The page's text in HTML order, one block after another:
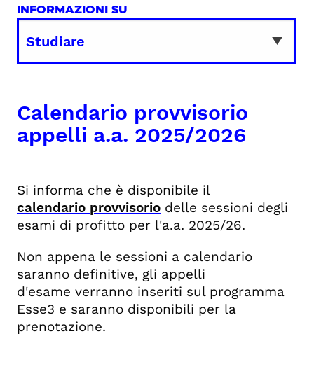
INFORMAZIONI SU
Calendario provvisorio
appelli a.a. 2025/2026
Si informa che è disponibile il
calendario provvisorio delle sessioni degli
esami di profitto per l'a.a. 2025/26.
Non appena le sessioni a calendario
saranno definitive, gli appelli
d'esame verranno inseriti sul programma
Esse3 e saranno disponibili per la
prenotazione.